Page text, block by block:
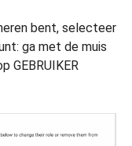
bent, selecteer
ga met de muis
GEBRUIKER